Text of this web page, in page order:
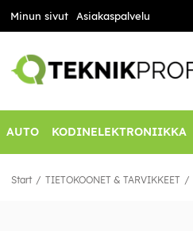
Minun sivut Asiakaspalvelu
AUTO KODINELEKTRONIIKKA
Start TIETOKOONET & TARVIKKEET